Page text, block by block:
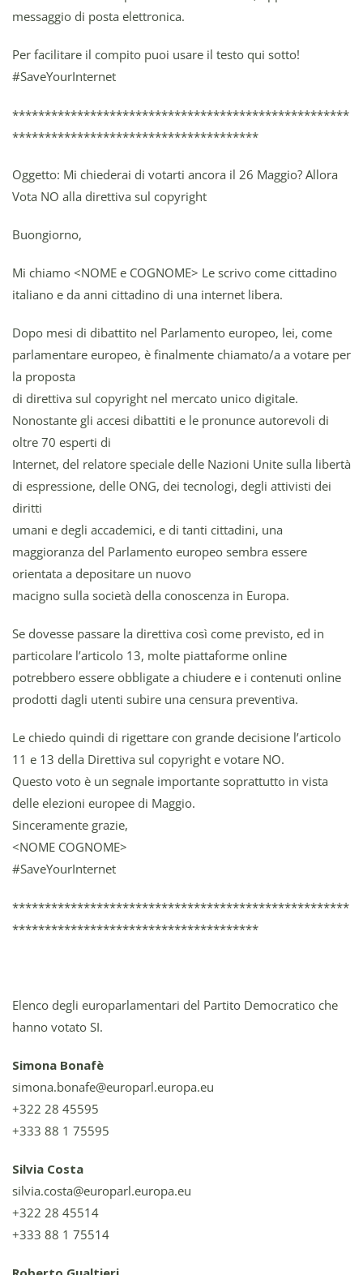
messaggio di posta elettronica.
Per facilitare il compito puoi usare il testo qui sotto!
#SaveYourInternet
****************************************************
**************************************
Oggetto: Mi chiederai di votarti ancora il 26 Maggio? Allora
Vota NO alla direttiva sul copyright
Buongiorno,
Mi chiamo <NOME e COGNOME> Le scrivo come cittadino
italiano e da anni cittadino di una internet libera.
Dopo mesi di dibattito nel Parlamento europeo, lei, come
parlamentare europeo, è finalmente chiamato/a a votare per
la proposta
di direttiva sul copyright nel mercato unico digitale.
Nonostante gli accesi dibattiti e le pronunce autorevoli di
oltre 70 esperti di
Internet, del relatore speciale delle Nazioni Unite sulla libertà
di espressione, delle ONG, dei tecnologi, degli attivisti dei
diritti
umani e degli accademici, e di tanti cittadini, una
maggioranza del Parlamento europeo sembra essere
orientata a depositare un nuovo
macigno sulla società della conoscenza in Europa.
Se dovesse passare la direttiva così come previsto, ed in
particolare l’articolo 13, molte piattaforme online
potrebbero essere obbligate a chiudere e i contenuti online
prodotti dagli utenti subire una censura preventiva.
Le chiedo quindi di rigettare con grande decisione l’articolo
11 e 13 della Direttiva sul copyright e votare NO.
Questo voto è un segnale importante soprattutto in vista
delle elezioni europee di Maggio.
Sinceramente grazie,
<NOME COGNOME>
#SaveYourInternet
****************************************************
**************************************
Elenco degli europarlamentari del Partito Democratico che
hanno votato SI.
Simona Bonafè
simona.bonafe@europarl.europa.eu
+322 28 45595
+333 88 1 75595
Silvia Costa
silvia.costa@europarl.europa.eu
+322 28 45514
+333 88 1 75514